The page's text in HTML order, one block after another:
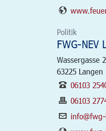
Politik
FWG-NEV
Wassergasse 2
63225 Langen
06103
06103